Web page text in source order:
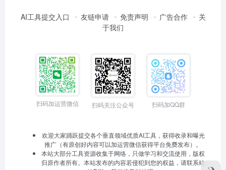
AI工具提交入口 友链申请 免责声明 广告合作
关
于我们
扫码加运营微信 扫码关注公众号 扫码加QQ群
欢迎大家踊跃提交各个垂直领域优质AI工具，获得收录和曝光
推广（有原创好内容可以加运营微信获得平台免费发布）。
本站大部分工具资源收集于网络，只做学习和交流使用，版权
归原作者所有。本站发布的内容若侵犯到您的权益，请联系站